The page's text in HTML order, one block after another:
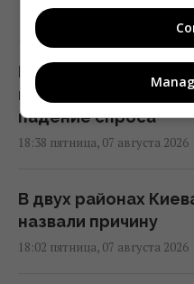
18:42 пятница, 07 августа 2026
Рынок "лихорадит":
новостройках
падение спроса
18:38 пятница, 07 августа 2026
В двух районах
назвали причину
18:02 пятница, 07 августа 2026